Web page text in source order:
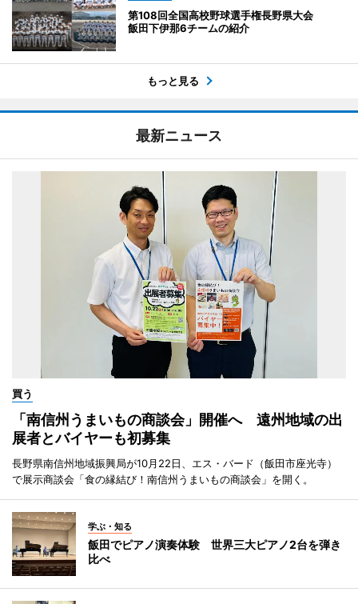
第108回全国高校野球選手権長野県大会
飯田下伊那6チームの紹介
もっと見る
最新ニュース
買う
「南信州うまいもの商談会」開催へ 遠州地域の出
展者とバイヤーも初募集
長野県南信州地域振興局が10月22日、エス・バード（飯田市座光寺）
で展示商談会「食の縁結び！南信州うまいもの商談会」を開く。
学ぶ・知る
飯田でピアノ演奏体験 世界三大ピアノ2台を弾き
比べ